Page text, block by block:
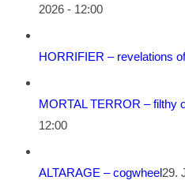
2026 - 12:00
HORRIFIER – revelations
MORTAL TERROR – filthy
12:00
ALTARAGE – cogwheel29.